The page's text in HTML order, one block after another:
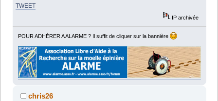
TWEET
IP archivée
POUR ADHÉRER A ALARME ? Il suffit de cliquer sur la bannière
chris26